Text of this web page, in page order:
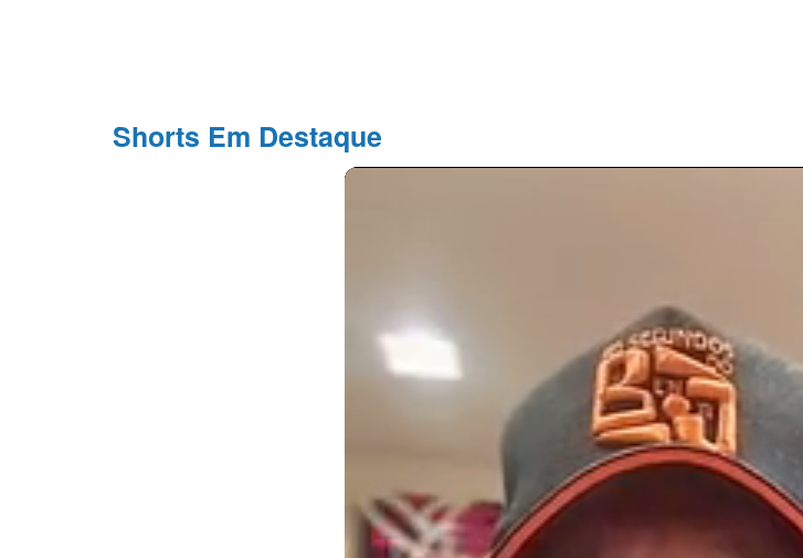
Shorts Em Destaque